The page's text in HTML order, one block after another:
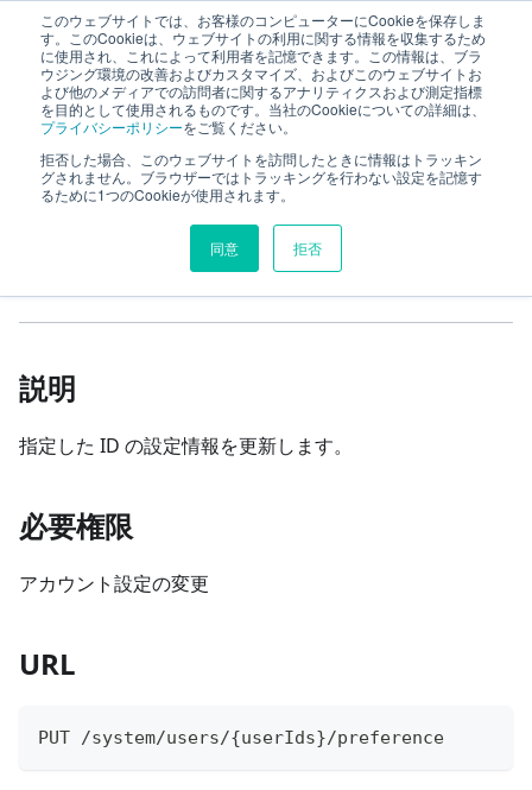
このウェブサイトでは、お客様のコンピューターにCookieを保存しま
す。このCookieは、ウェブサイトの利用に関する情報を収集するため
に使用され、これによって利用者を記憶できます。この情報は、ブラ
ウジング環境の改善およびカスタマイズ、およびこのウェブサイトお
よび他のメディアでの訪問者に関するアナリティクスおよび測定指標
を目的として使用されるものです。当社のCookieについての詳細は、
プライバシーポリシーをご覧ください。
拒否した場合、このウェブサイトを訪問したときに情報はトラッキン
グされません。ブラウザーではトラッキングを行わない設定を記憶す
るために1つのCookieが使用されます。
同意 拒否
TimeTracker RX Web API ヘルプ
リファレンス system
users
このページの見出し
設定情報の更新
説明
指定した ID の設定情報を更新します。
必要権限
アカウント設定の変更
URL
PUT /system/users/{userIds}/preference